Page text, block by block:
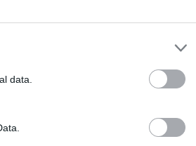
data.
αγαθών
Καταναλωτή
Η έντονη
Σε